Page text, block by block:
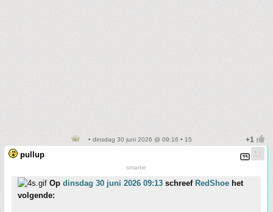
• dinsdag 30 juni 2026 @ 09:16 • 15
pullup
smartie
Op dinsdag 30 juni 2026 09:13 schreef RedShoe het
volgende: